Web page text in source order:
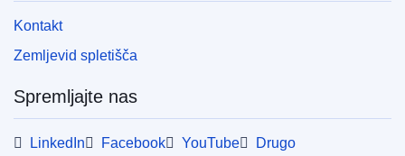
Kontakt
Zemljevid spletišča
Spremljajte nas
LinkedIn Facebook YouTube Drugo